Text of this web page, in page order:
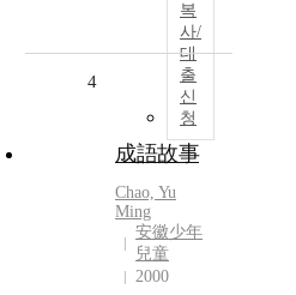
복
사/
대
출
신
청
4
成語故事
Chao, Yu
Ming
安徽少年
兒童
2000